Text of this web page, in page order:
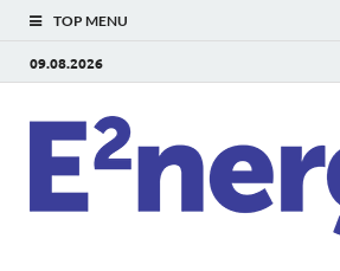
TOP MENU
09.08.2026